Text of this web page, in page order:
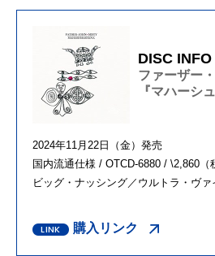
DISC INFO
ファーザー
『マハーシ
2024年11月22日（金）発売
国内流通仕様 / OTCD-6880 / \2,860（
ビッグ・ナッシング／ウルトラ・ヴァ
購入リンク